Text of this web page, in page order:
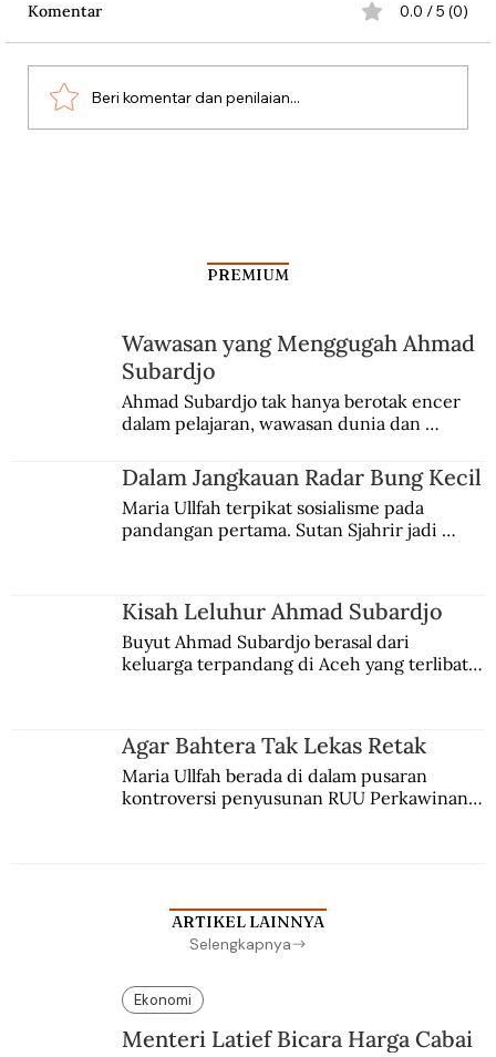
Komentar 0.0 / 5 (0)
Beri komentar dan penilaian...
PREMIUM
Wawasan yang Menggugah Ahmad
Subardjo
Ahmad Subardjo tak hanya berotak encer
dalam pelajaran, wawasan dunia dan
Jules Verne, Multatuli, hingga Sun Yat-sen.
Dalam Jangkauan Radar Bung Kecil
Maria Ullfah terpikat sosialisme pada
pandangan pertama. Sutan Sjahrir jadi
Kisah Leluhur Ahmad Subardjo
Buyut Ahmad Subardjo berasal dari
keluarga terpandang di Aceh yang terlibat
Agar Bahtera Tak Lekas Retak
Maria Ullfah berada di dalam pusaran
kontroversi penyusunan RUU Perkawinan.
ARTIKEL LAINNYA
Selengkapnya
Ekonomi
Menteri Latief Bicara Harga Cabai